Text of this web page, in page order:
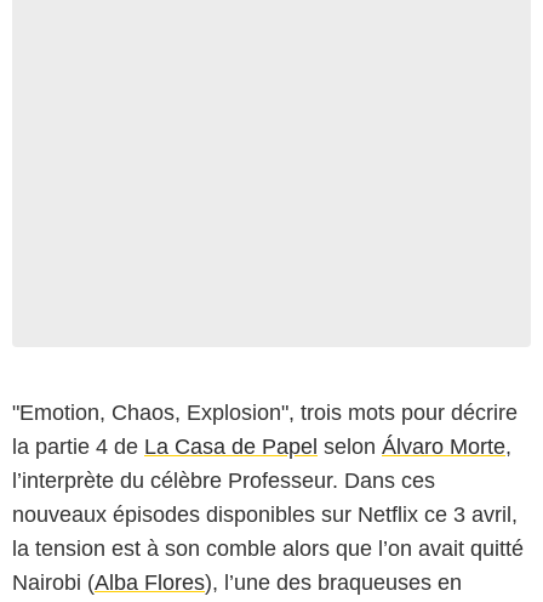
"Emotion, Chaos, Explosion", trois mots pour décrire
la partie 4 de La Casa de Papel selon Álvaro Morte,
l’interprète du célèbre Professeur. Dans ces
nouveaux épisodes disponibles sur Netflix ce 3 avril,
la tension est à son comble alors que l’on avait quitté
Nairobi (Alba Flores), l’une des braqueuses en